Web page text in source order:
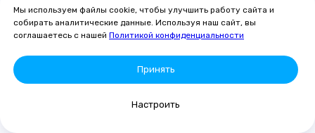
Непредвиденные расходы
Стоимость аутсорсинга может
сильно вырасти в зависимости
от количества работ. Это связано
Не получится точно планировать
Мы используем файлы cookie, чтобы улучшить работу сайта и
собирать аналитические данные. Используя наш сайт, вы
соглашаетесь с нашей Политикой конфиденциальности
Принять
Настроить